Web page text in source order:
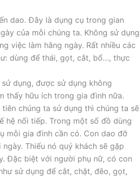
dao. Đây là dụng cụ trong gian
của mỗi chúng ta. Không sử dụng
việc làm hằng ngày. Rất nhiều các
dùng để thái, gọt, cắt, bổ…, thực
dụng, được sử dụng không
thấy hữu ích trong gia đình nữa.
chúng ta sử dụng thì chúng ta sẽ
hệ nối tiếp. Trong một số đồ dùng
mỗi gia đình cần có. Con dao đỡ
Thiếu nó quý khách sẽ gặp
Đặc biệt với người phụ nữ, có con
sử dụng để cắt, chặt, đẽo, gọt,